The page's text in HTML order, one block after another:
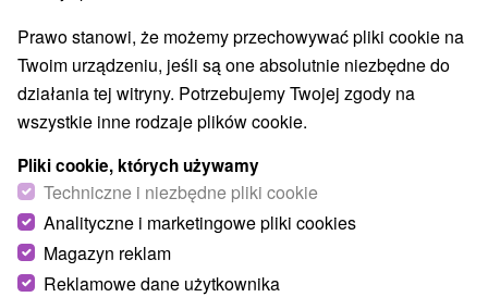
Atrakcje z adrenaliną Atrakcje turystyczne
Muzea i galerie
Ogrody zoologiczne i fermy zwierząt(3)
Ogrody botaniczne(1)
Jeziora, jeziora, zbiorniki wodne
Atrakcje dla dzieci(25) Zabytki techniki
Aquaparki, baseny(5) Planetarium i obserwatorium
Ośrodki i miasteczka dziecięce (1)
Areny laserowe i paintball
Prawo stanowi, że możemy przechowywać pliki cookie na
Twoim urządzeniu, jeśli są one absolutnie niezbędne do
działania tej witryny. Potrzebujemy Twojej zgody na
wszystkie inne rodzaje plików cookie.
Pliki cookie, których używamy
Techniczne i niezbędne pliki cookie
Analityczne i marketingowe pliki cookies
Magazyn reklam
Reklamowe dane użytkownika